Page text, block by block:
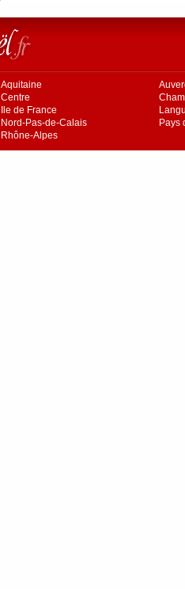
Aquitaine
Centre
Ile de France
Nord-Pas-de-Calais
Pays
Rhône-Alpes